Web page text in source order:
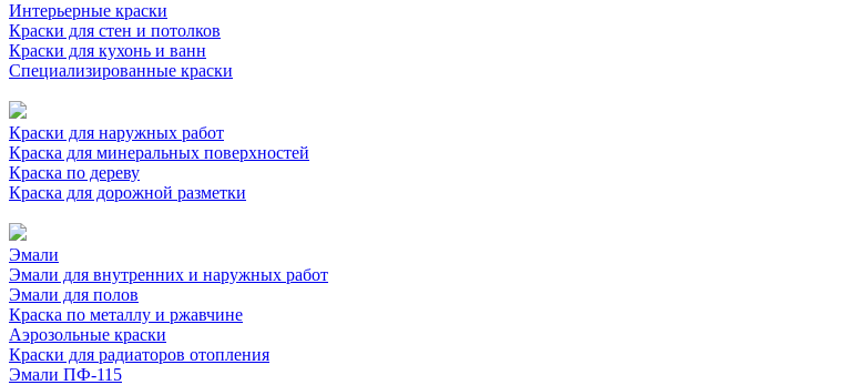
Интерьерные краски
Краски для стен и потолков
Краски для кухонь и ванн
Специализированные краски
Краски для наружных работ
Краска для минеральных поверхностей
Краска по дереву
Краска для дорожной разметки
Эмали
Эмали для внутренних и наружных работ
Эмали для полов
Краска по металлу и ржавчине
Аэрозольные краски
Краски для радиаторов отопления
Эмали ПФ-115